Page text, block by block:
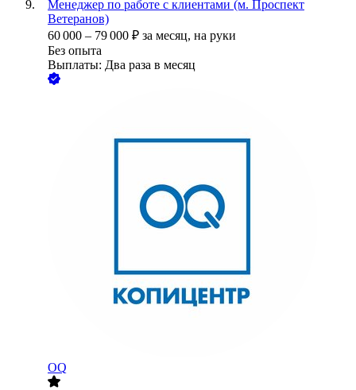
Менеджер по работе с клиентами (м. Проспект
Ветеранов)
60 000 – 79 000 ₽ за месяц, на руки
Без опыта
Выплаты: Два раза в месяц
OQ